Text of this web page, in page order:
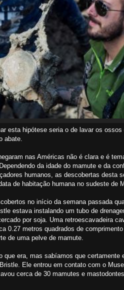
esta hipótese seria o de lavar os ossos
abate.
nas Américas não é clara e é
da idade do mamute e da
humanos, as descobertas desta
de habitação humana no sudeste de
no início da semana passada
estava instalando um tubo de
por soja. Uma retroescavadeira
0.27 metros quadrados de
de uma pelve de mamute.
que era, mas sabíamos que certamente
Ele entrou em contato com o
cerca de 30 mamutes e